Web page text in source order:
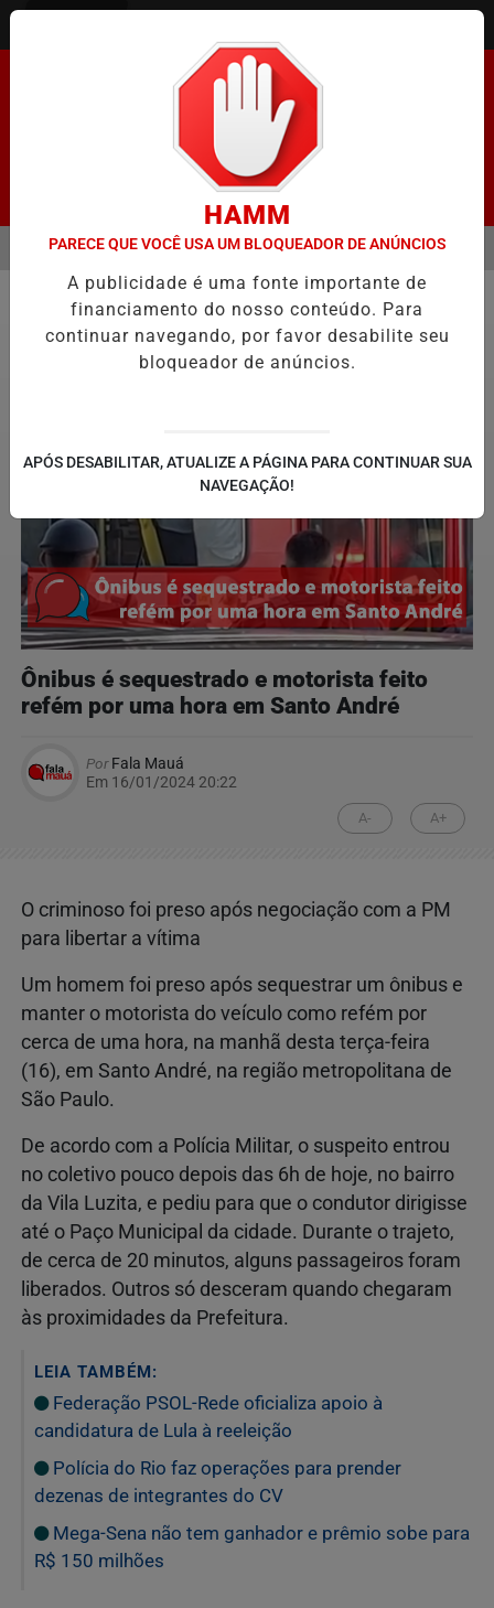
Pesquisar Notícia
FACILITA COOPTAÇÃO DO BANCO CENTRAL, DIZEM
EM ALTA
MENU
Ônibus é sequestrado e motorista feito
refém por uma hora em Santo André
PorFala Mauá
Em 16/01/2024 20:22
A- A+
O criminoso foi preso após negociação com a PM
para libertar a vítima
Um homem foi preso após sequestrar um ônibus e
manter o motorista do veículo como refém por
cerca de uma hora, na manhã desta terça-feira
(16), em Santo André, na região metropolitana de
São Paulo.
De acordo com a Polícia Militar, o suspeito entrou
no coletivo pouco depois das 6h de hoje, no bairro
da Vila Luzita, e pediu para que o condutor dirigisse
até o Paço Municipal da cidade. Durante o trajeto,
de cerca de 20 minutos, alguns passageiros foram
liberados. Outros só desceram quando chegaram
às proximidades da Prefeitura.
LEIA TAMBÉM:
Federação PSOL-Rede oficializa apoio à
candidatura de Lula à reeleição
Polícia do Rio faz operações para prender
dezenas de integrantes do CV
Mega-Sena não tem ganhador e prêmio sobe para
R$ 150 milhões
HAMM
PARECE QUE VOCÊ USA UM BLOQUEADOR DE ANÚNCIOS
A publicidade é uma fonte importante de
financiamento do nosso conteúdo. Para
continuar navegando, por favor desabilite seu
bloqueador de anúncios.
APÓS DESABILITAR, ATUALIZE A PÁGINA PARA CONTINUAR SUA
NAVEGAÇÃO!